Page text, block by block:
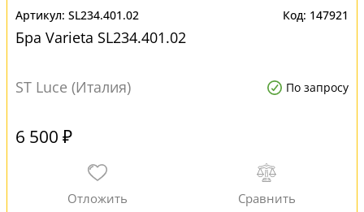
SL234.401.02 147921
Бра Varieta SL234.401.02
ST Luce (Италия) По запросу
6 500 ₽